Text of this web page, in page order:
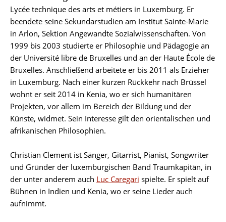
Lycée technique des arts et métiers in Luxemburg. Er
beendete seine Sekundarstudien am Institut Sainte-Marie
in Arlon, Sektion Angewandte Sozialwissenschaften. Von
1999 bis 2003 studierte er Philosophie und Pädagogie an
der Université libre de Bruxelles und an der Haute École de
Bruxelles. Anschließend arbeitete er bis 2011 als Erzieher
in Luxemburg. Nach einer kurzen Rückkehr nach Brüssel
wohnt er seit 2014 in Kenia, wo er sich humanitären
Projekten, vor allem im Bereich der Bildung und der
Künste, widmet. Sein Interesse gilt den orientalischen und
afrikanischen Philosophien.
Christian Clement ist Sänger, Gitarrist, Pianist, Songwriter
und Gründer der luxemburgischen Band Traumkapitän, in
der unter anderem auch Luc Caregari spielte. Er spielt auf
Bühnen in Indien und Kenia, wo er seine Lieder auch
aufnimmt.